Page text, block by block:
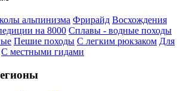
альпинизма Фрирайд Восхождения
на 8000 Сплавы - водные походы
Пешие походы С легким рюкзаком Для
С местными гидами